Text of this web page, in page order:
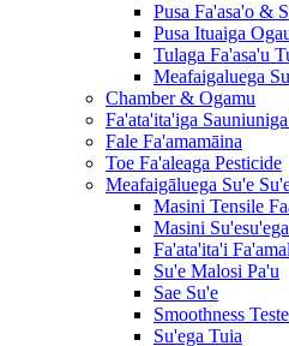
Pusa Fa'asa'o &
Pusa Ituaiga
Tulaga Fa'asa'u
Meafaigaluega
Chamber & Ogamu
Fa'ata'ita'iga
Fale Fa'amamāina
Toe Fa'aleaga Pesticide
Meafaigāluega Su'e
Masini Tensile
Masini
Fa'ata'ita'i
Su'e Malosi Pa'u
Sae Su'e
Smoothness
Su'ega Tuia